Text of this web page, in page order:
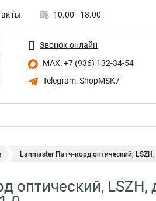
10.00 - 18.00
Звонок онлайн
MAX: +7 (936) 132-34-54
Telegram: ShopMSK7
Lanmaster Патч-корд оптический,
оптический,